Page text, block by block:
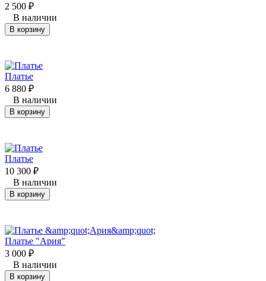
2 500 ₽
В наличии
В корзину
Платье
6 880 ₽
В наличии
В корзину
Платье
10 300 ₽
В наличии
В корзину
Платье "Ария"
3 000 ₽
В наличии
В корзину